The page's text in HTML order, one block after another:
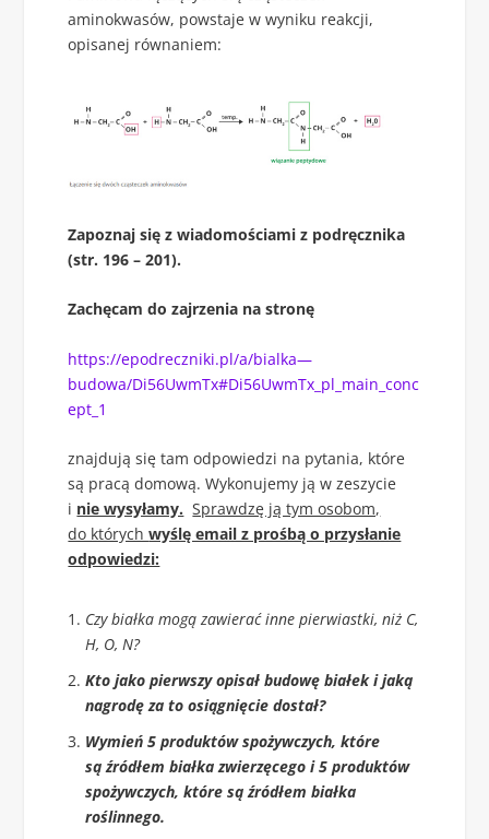
aminokwasów, powstaje w wyniku reakcji,
opisanej równaniem:
Zapoznaj się z wiadomościami z podręcznika
(str. 196 – 201).
Zachęcam do zajrzenia na stronę
https://epodreczniki.pl/a/bialka—
budowa/Di56UwmTx#Di56UwmTx_pl_main_conc
ept_1
znajdują się tam odpowiedzi na pytania, które
są pracą domową. Wykonujemy ją w zeszycie
i nie wysyłamy. Sprawdzę ją tym osobom,
do którychwyślę email z prośbą o przysłanie
odpowiedzi:
Czy białka mogą zawierać inne pierwiastki, niż C,
H, O, N?
Kto jako pierwszy opisał budowę białek i jaką
nagrodę za to osiągnięcie dostał?
Wymień 5 produktów spożywczych, które
są źródłem białka zwierzęcego i 5 produktów
spożywczych, które są źródłem białka
roślinnego.